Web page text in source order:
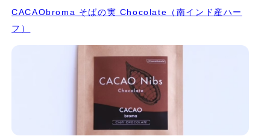
CACAObroma そばの実 Chocolate（南インド産ハー
フ）